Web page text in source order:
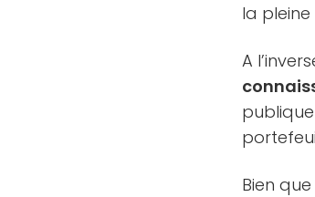
la
A
Bien